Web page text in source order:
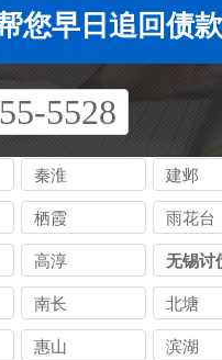
您早日追回债
5528
秦淮 建邺
栖霞 雨花台
高淳 无锡讨
南长 北塘
惠山 滨湖